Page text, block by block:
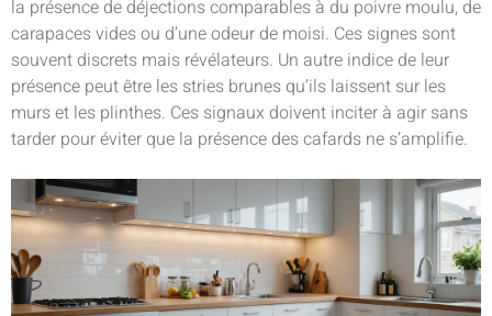
la présence de déjections comparables à du poivre moulu, de
carapaces vides ou d’une odeur de moisi. Ces signes sont
souvent discrets mais révélateurs. Un autre indice de leur
présence peut être les stries brunes qu’ils laissent sur les
murs et les plinthes. Ces signaux doivent inciter à agir sans
tarder pour éviter que la présence des cafards ne s’amplifie.